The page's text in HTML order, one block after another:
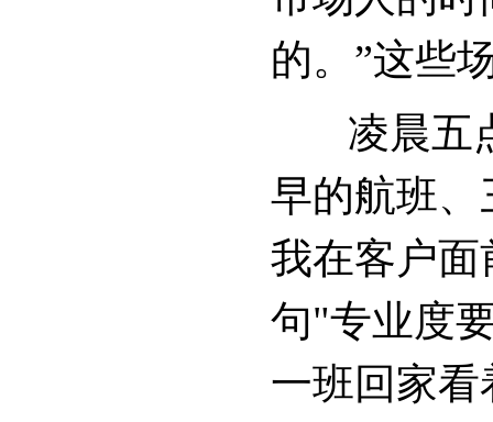
的。”这些
凌晨五点
早的航班
我在客户
句"专业度
一班回家